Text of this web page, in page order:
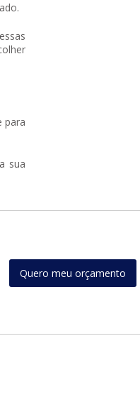
para
sua
Quero meu orçamento